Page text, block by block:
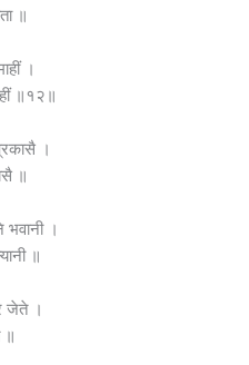
॥
।
॥१२॥
।
॥
।
॥
जेते ।
॥